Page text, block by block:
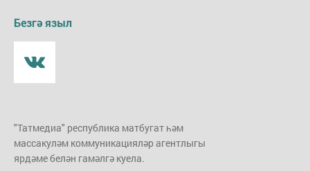
"Татмедиа" республика матбугат һәм
массакуләм коммуникацияләр агентлыгы
ярдәме белән гамәлгә куела.
Безгә языл